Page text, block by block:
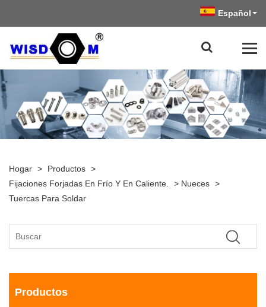
Español
Hogar > Productos >
Fijaciones Forjadas En Frío Y En Caliente.
> Nueces >
Tuercas Para Soldar
Productos